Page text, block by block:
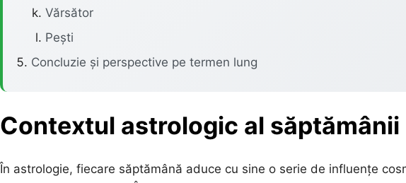
Vărsător
Pești
Concluzie și perspective pe termen lung
Contextul astrologic al săptămânii
În astrologie, fiecare săptămână aduce cu sine o serie de influențe